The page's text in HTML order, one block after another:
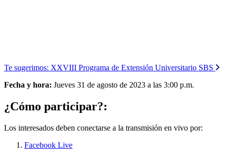
Te sugerimos: XXVIII Programa de Extensión Universitario SBS
Fecha y hora: Jueves 31 de agosto de 2023 a las 3:00 p.m.
¿Cómo participar?:
Los interesados deben conectarse a la transmisión en vivo por:
Facebook Live